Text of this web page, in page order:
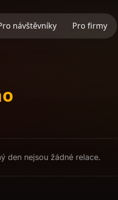
návštěvníky Pro firmy
den nejsou žádné relace.